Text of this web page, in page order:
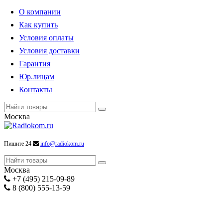
О компании
Как купить
Условия оплаты
Условия доставки
Гарантия
Юр.лицам
Контакты
Москва
Пишите 24 info@radiokom.ru
Москва
+7 (495) 215-09-89
8 (800) 555-13-59